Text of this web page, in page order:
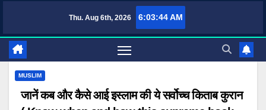
content
Thu. Aug 6th, 2026 6:03:45 AM
TufaWrite – Latest Technology Updates, Informative Knowledge & Spiritual
MUSLIM
जानें कब और कैसे आई इस्लाम की ये सर्वोच्च किताब कुरान